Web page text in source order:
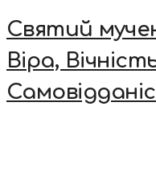
Святий
Віра,